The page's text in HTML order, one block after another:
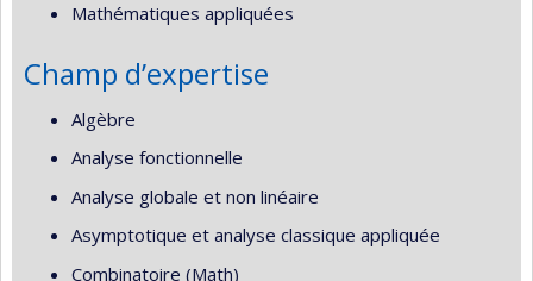
Mathématiques appliquées
Champ d’expertise
Algèbre
Analyse fonctionnelle
Analyse globale et non linéaire
Asymptotique et analyse classique appliquée
Combinatoire (Math)